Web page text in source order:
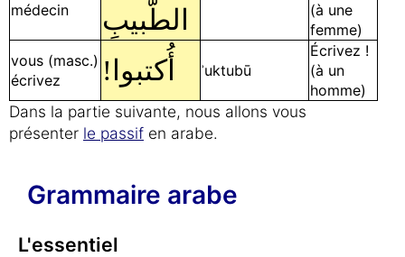
médecin
الطَّبيبِ
(à une
femme)
vous (masc.)
écrivez
! أُكتبوا ʾuktubū
Écrivez !
(à un
homme)
Dans la partie suivante, nous allons vous
présenter le passif en arabe.
Grammaire arabe
L'essentiel